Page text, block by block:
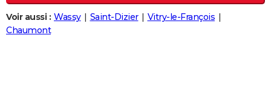
Destinations
City break
Voyage nature
Voyage de noces
Forum
Climat
+
PHOTO
Voir aussi : Wassy Saint-Dizier
Vitry-le-François
Chaumont